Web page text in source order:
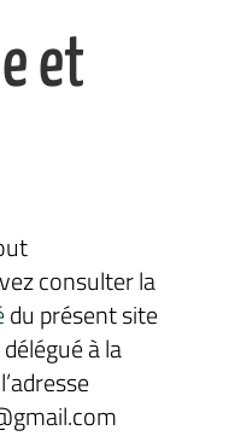
et
consulter la
du présent site
à la